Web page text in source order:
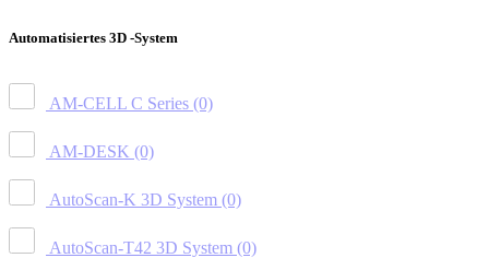
Automatisiertes 3D -System
AM-CELL C Series (0)
AM-DESK (0)
AutoScan-K 3D System (0)
AutoScan-T42 3D System (0)